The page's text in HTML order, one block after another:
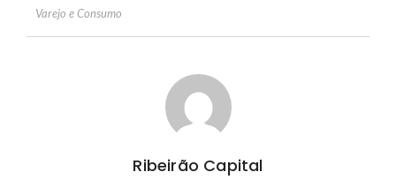
Varejo e Consumo
Ribeirão Capital